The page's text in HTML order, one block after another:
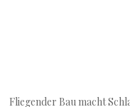
Fliegender Bau macht